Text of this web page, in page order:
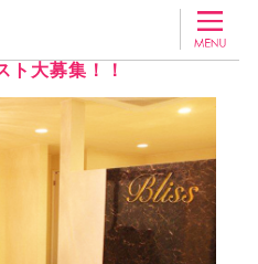
トネイルズ その他のネイリスト・
ト大募集！！